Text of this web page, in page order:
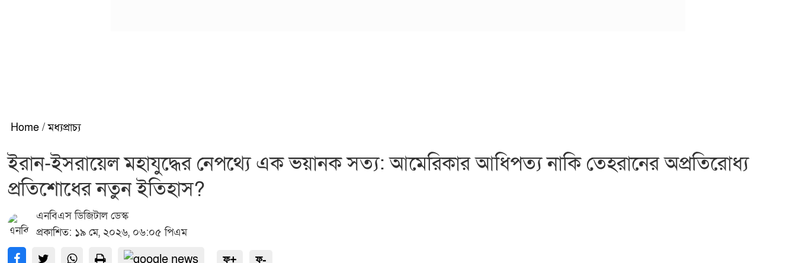
Home / মধ্যপ্রাচ্য
ইরান-ইসরায়েল মহাযুদ্ধের নেপথ্যে এক ভয়ানক সত্য: আমেরিকার আধিপত্য নাকি তেহরানের অপ্রতিরোধ্য
প্রতিশোধের নতুন ইতিহাস?
এনবিএস ডিজিটাল ডেস্ক
প্রকাশিত: ১৯ মে, ২০২৬, ০৬:০৫ পিএম
ফ+ ফ-